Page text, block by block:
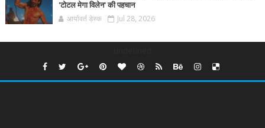
'टोटल मेगा विलेन' की पहचान
आर्यावर्त डेस्क Jul 28, 2026